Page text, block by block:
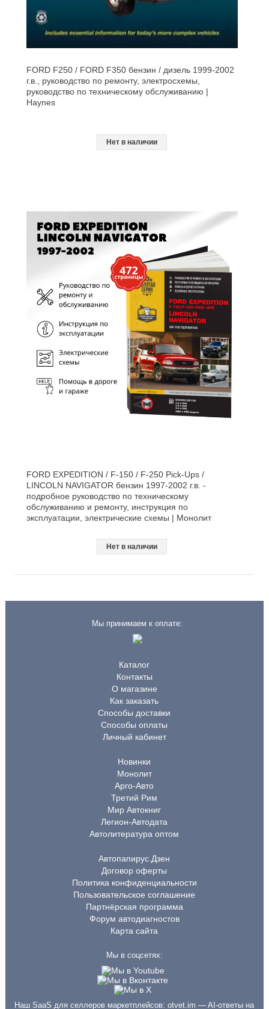
FORD F250 / FORD F350 бензин / дизель 1999-2002
г.в., руководство по ремонту, электросхемы,
руководство по техническому обслуживанию |
Haynes
Нет в наличии
FORD EXPEDITION / F-150 / F-250 Pick-Ups /
LINCOLN NAVIGATOR бензин 1997-2002 г.в. -
подробное руководство по техническому
обслуживанию и ремонту, инструкция по
эксплуатации, электрические схемы | Монолит
Нет в наличии
Мы принимаем к оплате:
Каталог
Контакты
О магазине
Как заказать
Способы доставки
Способы оплаты
Личный кабинет
Новинки
Монолит
Арго-Авто
Третий Рим
Мир Автокниг
Легион-Автодата
Автолитература оптом
Автопапирус.Дзен
Договор оферты
Политика конфиденциальности
Пользовательское соглашение
Партнёрская программа
Форум автодиагностов
Карта сайта
Мы в соцсетях:
Наш SaaS для селлеров маркетплейсов:otvet.im — AI-ответы на